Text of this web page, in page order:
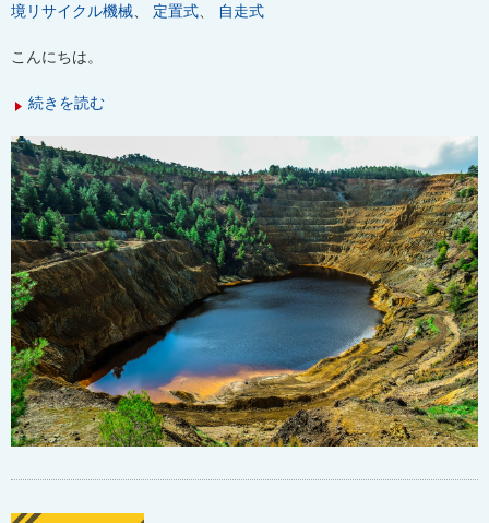
境リサイクル機械
定置式 自走式
こんにちは。
続きを読む